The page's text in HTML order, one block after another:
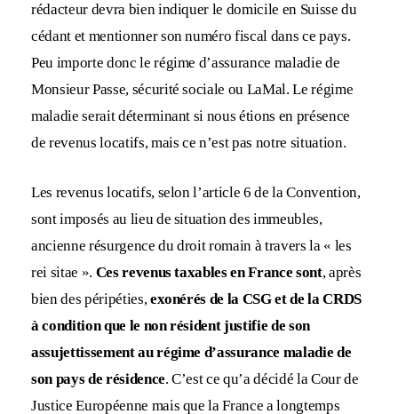
rédacteur devra bien indiquer le domicile en Suisse du
cédant et mentionner son numéro fiscal dans ce pays.
Peu importe donc le régime d’assurance maladie de
Monsieur Passe, sécurité sociale ou LaMal. Le régime
maladie serait déterminant si nous étions en présence
de revenus locatifs, mais ce n’est pas notre situation.
Les revenus locatifs, selon l’article 6 de la Convention,
sont imposés au lieu de situation des immeubles,
ancienne résurgence du droit romain à travers la « les
rei sitae ». Ces revenus taxables en France sont, après
bien des péripéties, exonérés de la CSG et de la CRDS
à condition que le non résident justifie de son
assujettissement au régime d’assurance maladie de
son pays de résidence. C’est ce qu’a décidé la Cour de
Justice Européenne mais que la France a longtemps